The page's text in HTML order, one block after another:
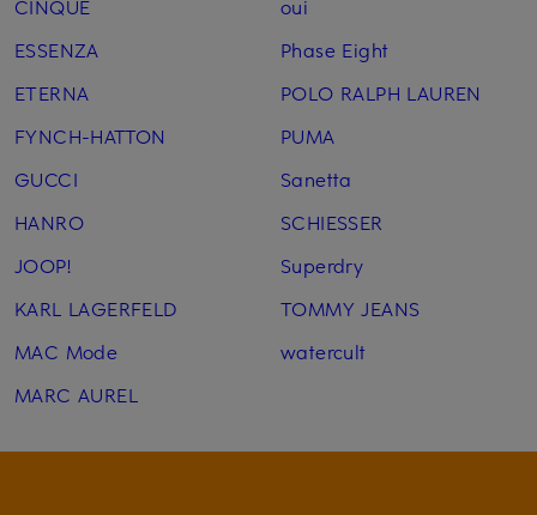
CINQUE
ESSENZA
ETERNA
FYNCH-HATTON
GUCCI
HANRO
JOOP!
KARL LAGERFELD
MAC Mode
MARC AUREL
oui
Phase Eight
POLO RALPH LAUREN
PUMA
Sanetta
SCHIESSER
Superdry
TOMMY JEANS
watercult